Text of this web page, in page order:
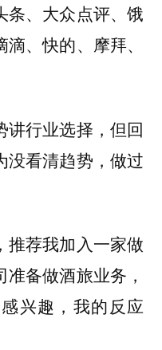
条、大众点评、饿
、快的、摩拜、
讲行业选择，但回
没看清趋势，做过
推荐我加入一家做
备做酒旅业务，
兴趣，我的反应